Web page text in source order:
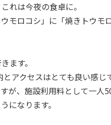
れは今夜の食卓に。
モロコシ」に「焼きトウモ
ます。
アクセスはとても良い感じ
が、施設利用料として一人
になります。